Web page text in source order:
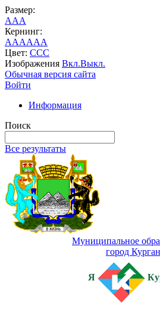
Размер:
AAA
Кернинг:
AAAAAA
Цвет: CCC
Изображения Вкл.Выкл.
Обычная версия сайта
Войти
Информация
Поиск
Все результаты
Муниципальное
город Курган
Я